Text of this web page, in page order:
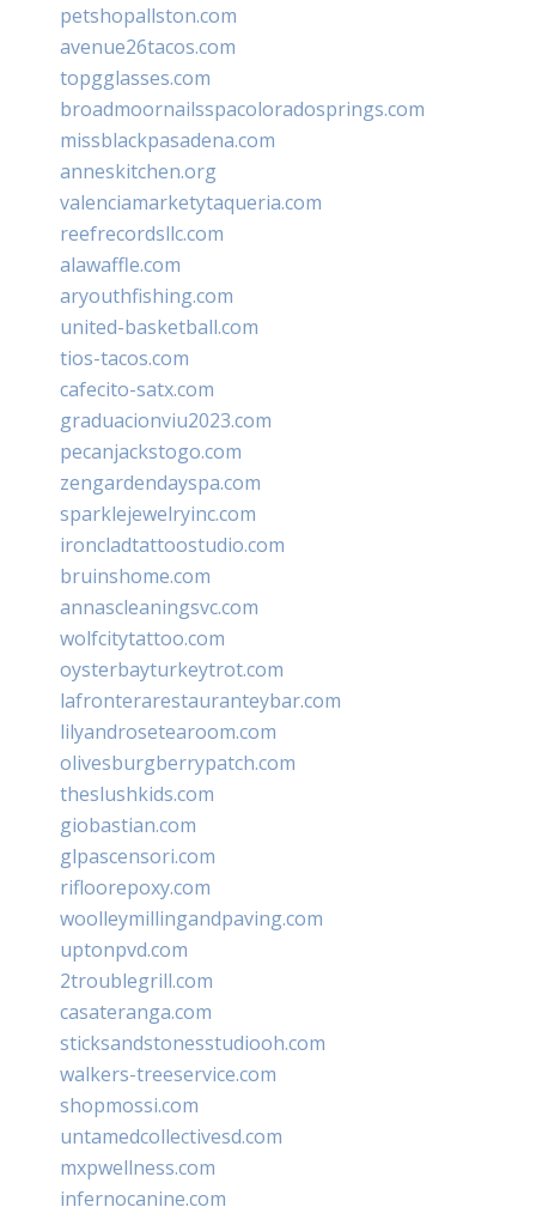
petshopallston.com
avenue26tacos.com
topgglasses.com
broadmoornailsspacoloradosprings.com
missblackpasadena.com
anneskitchen.org
valenciamarketytaqueria.com
reefrecordsllc.com
alawaffle.com
aryouthfishing.com
united-basketball.com
tios-tacos.com
cafecito-satx.com
graduacionviu2023.com
pecanjackstogo.com
zengardendayspa.com
sparklejewelryinc.com
ironcladtattoostudio.com
bruinshome.com
annascleaningsvc.com
wolfcitytattoo.com
oysterbayturkeytrot.com
lafronterarestauranteybar.com
lilyandrosetearoom.com
olivesburgberrypatch.com
theslushkids.com
giobastian.com
glpascensori.com
rifloorepoxy.com
woolleymillingandpaving.com
uptonpvd.com
2troublegrill.com
casateranga.com
sticksandstonesstudiooh.com
walkers-treeservice.com
shopmossi.com
untamedcollectivesd.com
mxpwellness.com
infernocanine.com